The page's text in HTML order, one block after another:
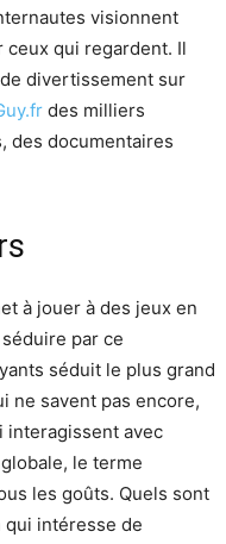
visionnent
ceux qui regardent. Il
divertissement sur
des milliers
des documentaires
à jouer à des jeux en
par ce
séduit le plus grand
ne savent pas encore,
interagissent avec
le terme
les goûts. Quels sont
intéresse de